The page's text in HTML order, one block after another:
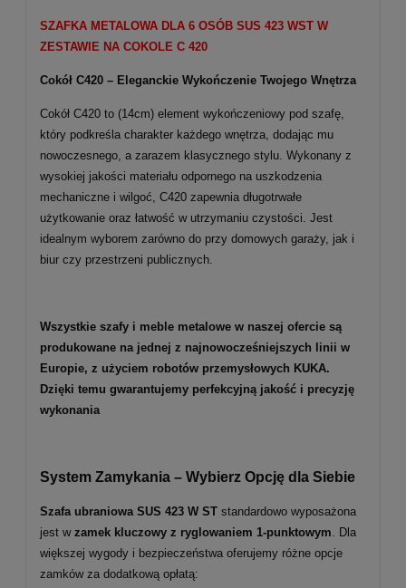
SZAFKA METALOWA DLA 6 OSÓB SUS 423 WST W
ZESTAWIE NA COKOLE C 420
Cokół C420 – Eleganckie Wykończenie Twojego Wnętrza
Cokół C420 to (14cm) element wykończeniowy pod szafę,
który podkreśla charakter każdego wnętrza, dodając mu
nowoczesnego, a zarazem klasycznego stylu. Wykonany z
wysokiej jakości materiału odpornego na uszkodzenia
mechaniczne i wilgoć, C420 zapewnia długotrwałe
użytkowanie oraz łatwość w utrzymaniu czystości. Jest
idealnym wyborem zarówno do przy domowych garaży, jak i
biur czy przestrzeni publicznych.
Wszystkie szafy i meble metalowe w naszej ofercie są
produkowane na jednej z najnowocześniejszych linii w
Europie, z użyciem robotów przemysłowych KUKA.
Dzięki temu gwarantujemy perfekcyjną jakość i precyzję
wykonania
System Zamykania – Wybierz Opcję dla Siebie
Szafa ubraniowa SUS 423 W ST standardowo wyposażona
jest w zamek kluczowy z ryglowaniem 1-punktowym. Dla
większej wygody i bezpieczeństwa oferujemy różne opcje
zamków za dodatkową opłatą: